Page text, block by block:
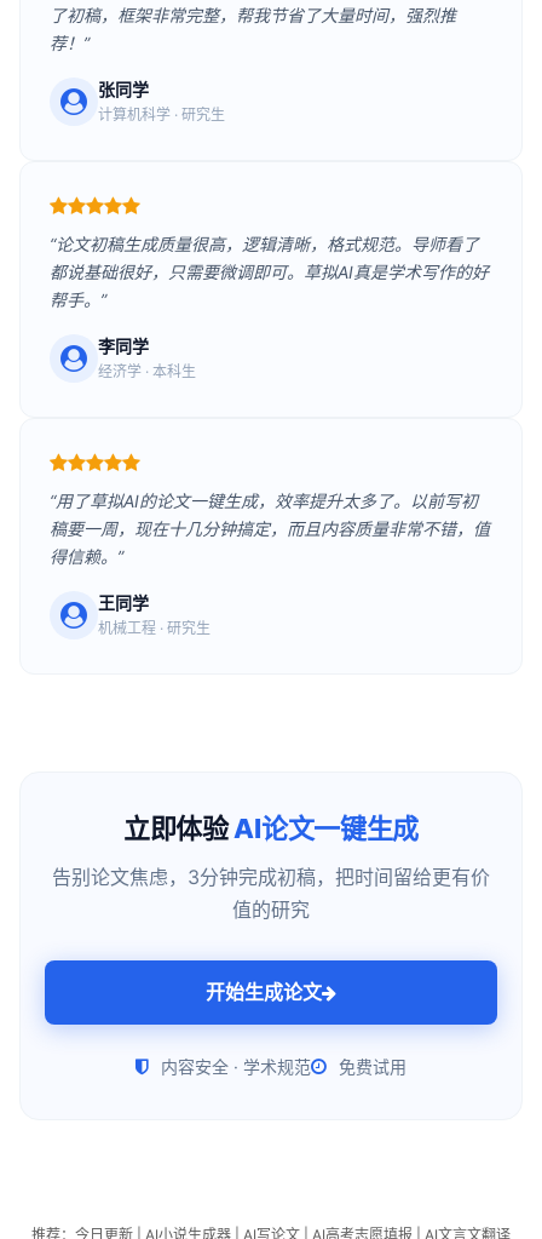
了初稿，框架非常完整，帮我节省了大量时间，强烈推
荐！”
张同学
计算机科学 · 研究生
“论文初稿生成质量很高，逻辑清晰，格式规范。导师看了
都说基础很好，只需要微调即可。草拟AI真是学术写作的好
帮手。”
李同学
经济学 · 本科生
“用了草拟AI的论文一键生成，效率提升太多了。以前写初
稿要一周，现在十几分钟搞定，而且内容质量非常不错，值
得信赖。”
王同学
机械工程 · 研究生
立即体验AI论文一键生成
告别论文焦虑，3分钟完成初稿，把时间留给更有价
值的研究
开始生成论文
内容安全 · 学术规范 免费试用
推荐： 今日更新 AI小说生成器 AI写论文 AI高考志愿填报 AI文言文翻译